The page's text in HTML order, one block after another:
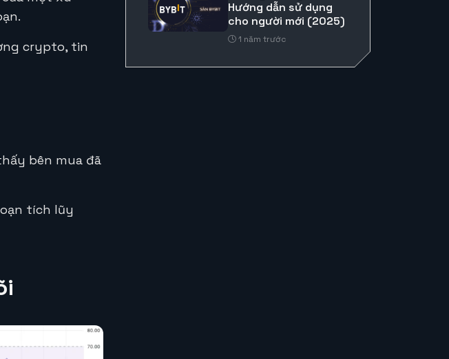
crypto, tin
bên mua đã
tích lũy
Hướng dẫn sử dụng
cho người mới (2025)
1 năm trước